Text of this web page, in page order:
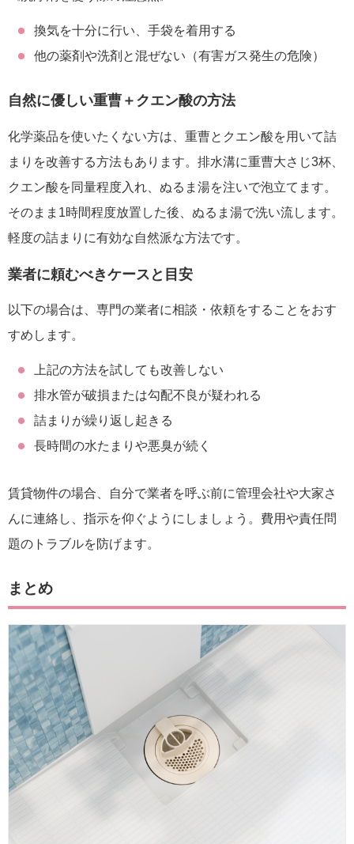
換気を十分に行い、手袋を着用する
他の薬剤や洗剤と混ぜない（有害ガス発生の危険）
自然に優しい重曹＋クエン酸の方法
化学薬品を使いたくない方は、重曹とクエン酸を用いて詰
まりを改善する方法もあります。排水溝に重曹大さじ3杯、
クエン酸を同量程度入れ、ぬるま湯を注いで泡立てます。
そのまま1時間程度放置した後、ぬるま湯で洗い流します。
軽度の詰まりに有効な自然派な方法です。
業者に頼むべきケースと目安
以下の場合は、専門の業者に相談・依頼をすることをおす
すめします。
上記の方法を試しても改善しない
排水管が破損または勾配不良が疑われる
詰まりが繰り返し起きる
長時間の水たまりや悪臭が続く
賃貸物件の場合、自分で業者を呼ぶ前に管理会社や大家さ
んに連絡し、指示を仰ぐようにしましょう。費用や責任問
題のトラブルを防げます。
まとめ